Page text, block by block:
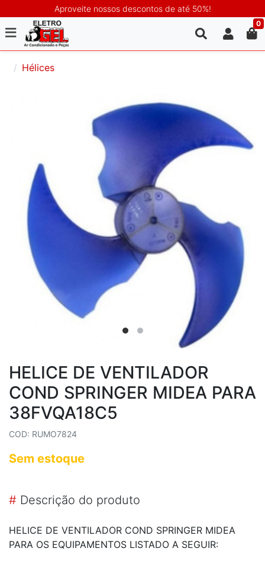
Aproveite nossos descontos de até 50%!
0
Hélices
HELICE DE VENTILADOR
COND SPRINGER MIDEA PARA
38FVQA18C5
COD: RUMO7824
Sem estoque
# Descrição do produto
HELICE DE VENTILADOR COND SPRINGER MIDEA
PARA OS EQUIPAMENTOS LISTADO A SEGUIR: